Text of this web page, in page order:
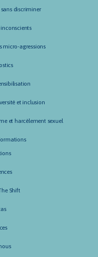
discriminer
inconscients
micro-agressions
et inclusion
et harcèlement sexuel
Shift